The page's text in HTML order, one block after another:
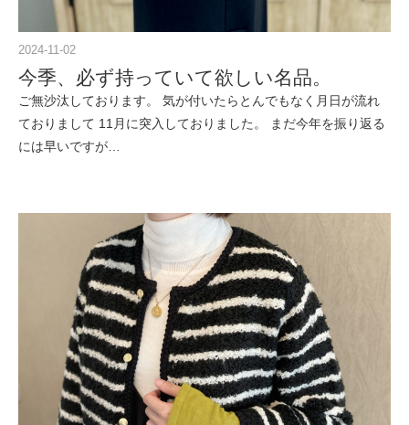
2024-11-02
今季、必ず持っていて欲しい名品。
ご無沙汰しております。 気が付いたらとんでもなく月日が流れ
ておりまして 11月に突入しておりました。 まだ今年を振り返る
には早いですが…